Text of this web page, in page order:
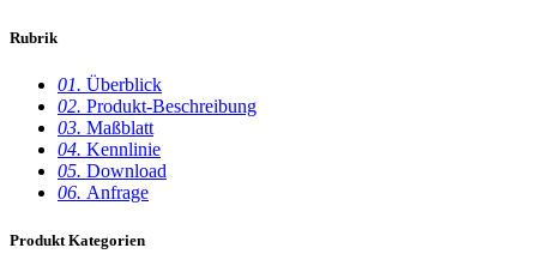
Rubrik
01. Überblick
02. Produkt-Beschreibung
03. Maßblatt
04. Kennlinie
05. Download
06. Anfrage
Produkt Kategorien